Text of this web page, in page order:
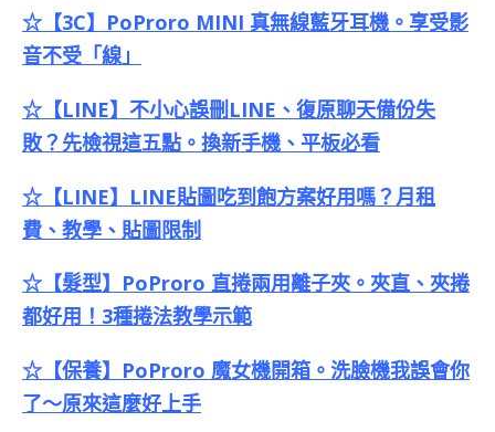
☆【3C】PoProro MINI 真無線藍牙耳機。享受影
音不受「線」
☆【LINE】不小心誤刪LINE、復原聊天備份失
敗？先檢視這五點。換新手機、平板必看
☆【LINE】LINE貼圖吃到飽方案好用嗎？月租
費、教學、貼圖限制
☆【髮型】PoProro 直捲兩用離子夾。夾直、夾捲
都好用！3種捲法教學示範
☆【保養】PoProro 魔女機開箱。洗臉機我誤會你
了～原來這麼好上手